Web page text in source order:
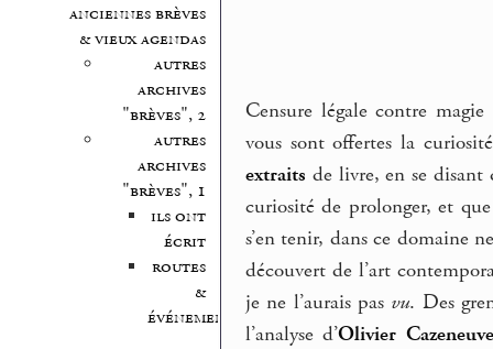
anciennes brèves
& vieux agendas
autres
archives
"brèves", 2
autres
archives
"brèves", 1
ils ont
écrit
routes
&
événements
Censure légale contre
vous sont offertes la
extraits de livre, en se disant
curiosité de prolonger, et
s’en tenir, dans ce domaine
découvert de l’art
je ne l’aurais pas vu. Des
l’analyse d’Olivier Cazeneuve